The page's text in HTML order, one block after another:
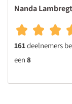
Nanda
161deelnemers
een 8